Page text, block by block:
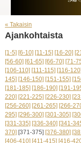
« Takaisin
Ajankohtaista
[1-5] [6-10] [11-15] [16-20]
[56-60] [61-65] [66-70] [71-
[106-110] [111-115] [116-120]
145] [146-150] [151-155]
[181-185] [186-190] [191-
220] [221-225] [226-230]
[256-260] [261-265] [266-
295] [296-300] [301-305]
[331-335] [336-340] [341-
370] [371-375] [376-380]
[406-410] [411-415] [416-